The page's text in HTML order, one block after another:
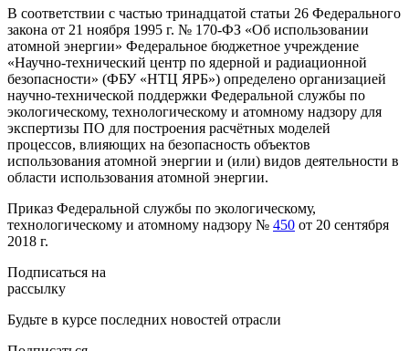
В соответствии с частью тринадцатой статьи 26 Федерального
закона от 21 ноября 1995 г. № 170-ФЗ «Об использовании
атомной энергии» Федеральное бюджетное учреждение
«Научно-технический центр по ядерной и радиационной
безопасности» (ФБУ «НТЦ ЯРБ») определено организацией
научно-технической поддержки Федеральной службы по
экологическому, технологическому и атомному надзору для
экспертизы ПО для построения расчётных моделей
процессов, влияющих на безопасность объектов
использования атомной энергии и (или) видов деятельности в
области использования атомной энергии.
Приказ Федеральной службы по экологическому,
технологическому и атомному надзору № 450 от 20 сентября
2018 г.
Подписаться на
рассылку
Будьте в курсе последних новостей отрасли